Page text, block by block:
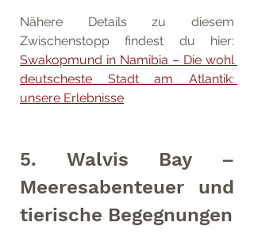
Nähere Details zu diesem
Swakopmund in Namibia – Die wohl
deutscheste Stadt am Atlantik:
unsere Erlebnisse
5. Walvis Bay –
Meeresabenteuer und
tierische Begegnungen